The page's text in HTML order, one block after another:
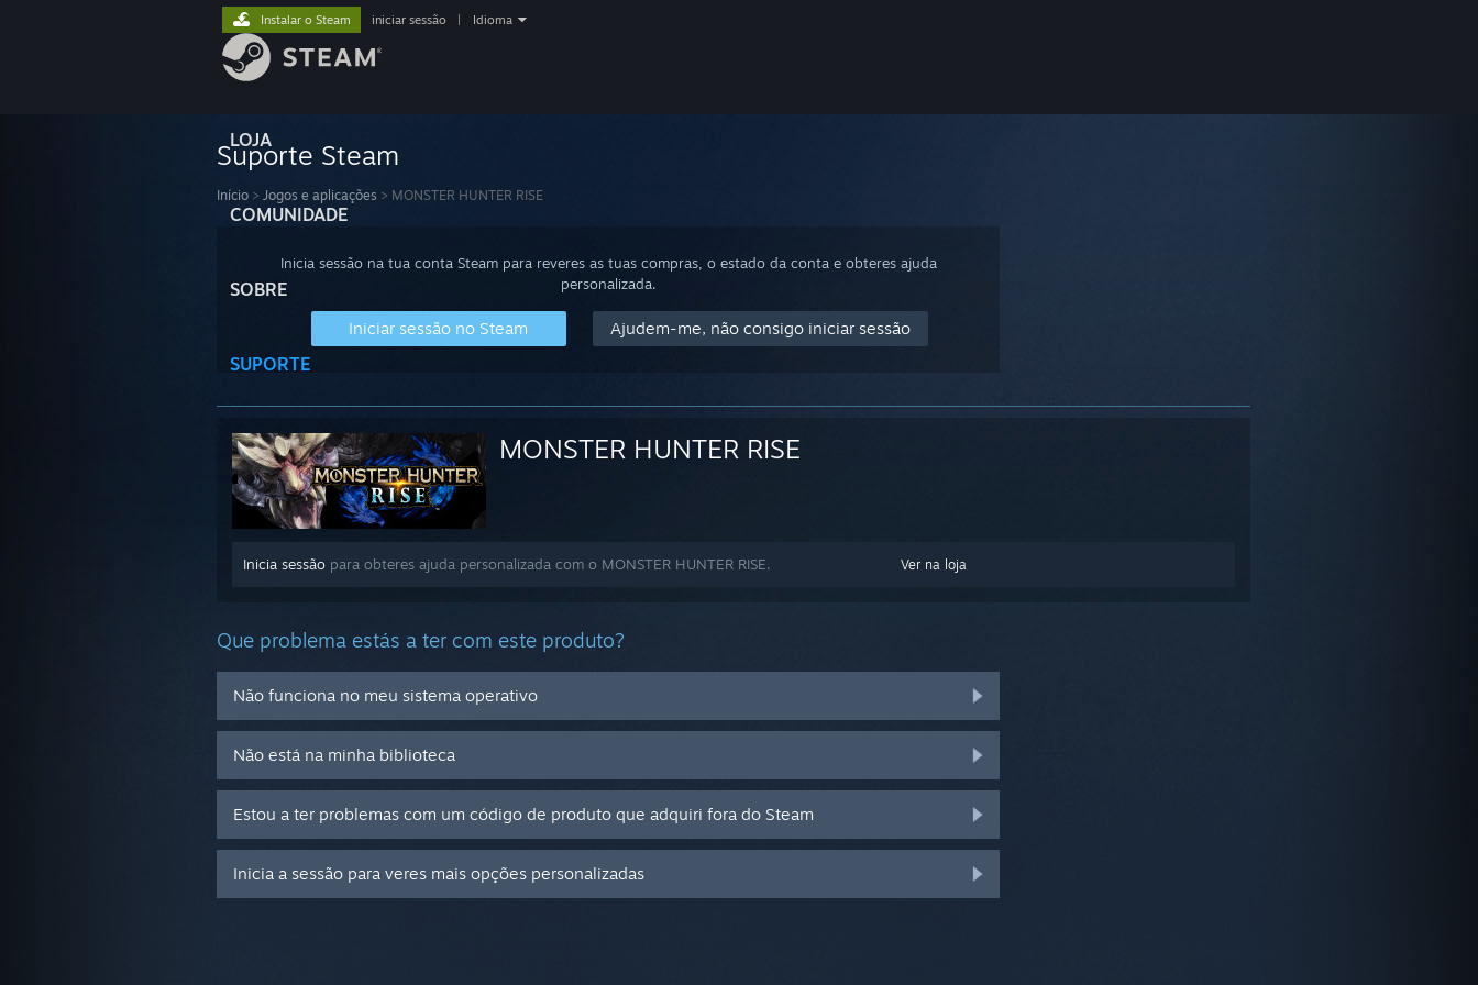
LOJA
COMUNIDADE
SOBRE
SUPORTE
Instalar o Steam iniciar sessão Idioma
Suporte Steam
Início > Jogos e aplicações > MONSTER HUNTER RISE
Inicia sessão na tua conta Steam para reveres as tuas compras, o estado da conta e obteres ajuda
personalizada.
Iniciar sessão no Steam Ajudem-me, não consigo iniciar sessão
MONSTER HUNTER RISE
Ver na loja
Inicia sessão para obteres ajuda personalizada com o MONSTER HUNTER RISE.
Que problema estás a ter com este produto?
Não funciona no meu sistema operativo
Não está na minha biblioteca
Estou a ter problemas com um código de produto que adquiri fora do Steam
Inicia a sessão para veres mais opções personalizadas